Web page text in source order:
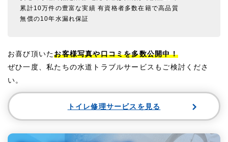
累計10万件の豊富な実績 有資格者多数在籍で高品質
無償の10年水漏れ保証
お喜び頂いたお客様写真や口コミを多数公開中！
ぜひ一度、私たちの水道トラブルサービスもご検討くださ
い。
トイレ修理サービスを見る